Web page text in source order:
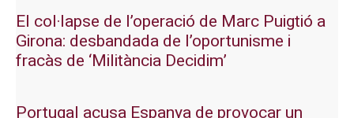
El col·lapse de l’operació de Marc Puigtió a
Girona: desbandada de l’oportunisme i
fracàs de ‘Militància Decidim’
Portugal acusa Espanya de provocar un